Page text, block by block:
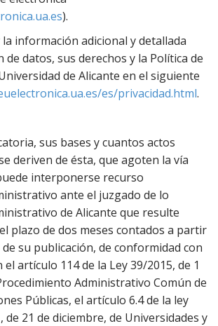
).
información adicional y detallada
de datos, sus derechos y la Política de
de Alicante en el siguiente
es/privacidad.html.
sus bases y cuantos actos
deriven de ésta, que agoten la vía
interponerse recurso
ante el juzgado de lo
de Alicante que resulte
plazo de dos meses contados a partir
su publicación, de conformidad con
artículo 114 de la Ley 39/2015, de 1
Administrativo Común de
Públicas, el artículo 6.4 de la ley
de 21 de diciembre, de Universidades y